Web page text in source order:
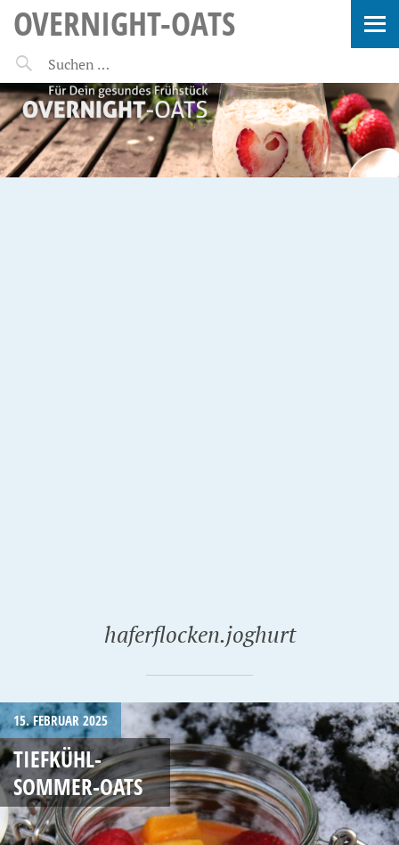
OVERNIGHT-OATS
haferflocken.joghurt
15. FEBRUAR 2025
TIEFKÜHL-
SOMMER-OATS